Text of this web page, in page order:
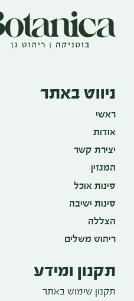
ניווט באתר
ראשי
אודות
יצירת קשר
המגזין
פינות אוכל
פינות ישיבה
הצללה
ריהוט משלים
תקנון ומידע
תקנון שימוש באתר